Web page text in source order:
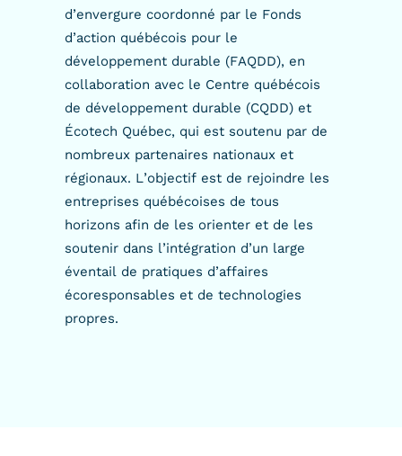
d’envergure coordonné par le Fonds
d’action québécois pour le
développement durable (FAQDD), en
collaboration avec le Centre québécois
de développement durable (CQDD) et
Écotech Québec, qui est soutenu par de
nombreux partenaires nationaux et
régionaux. L’objectif est de rejoindre les
entreprises québécoises de tous
horizons afin de les orienter et de les
soutenir dans l’intégration d’un large
éventail de pratiques d’affaires
écoresponsables et de technologies
propres.